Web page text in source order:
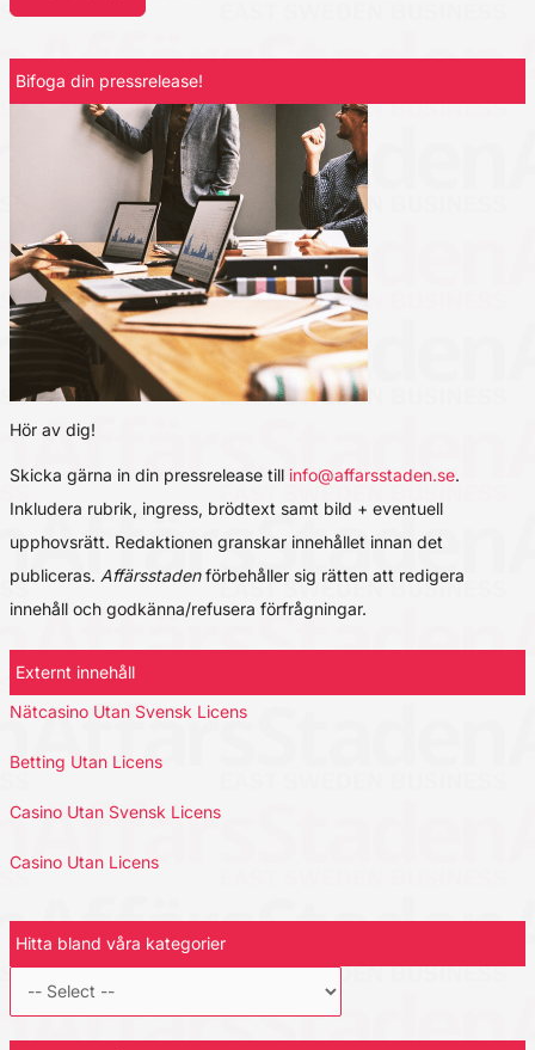
Bifoga din pressrelease!
Hör av dig!
Skicka gärna in din pressrelease till info@affarsstaden.se.
Inkludera rubrik, ingress, brödtext samt bild + eventuell
upphovsrätt. Redaktionen granskar innehållet innan det
publiceras. Affärsstadenförbehåller sig rätten att redigera
innehåll och godkänna/refusera förfrågningar.
Externt innehåll
Nätcasino Utan Svensk Licens
Betting Utan Licens
Casino Utan Svensk Licens
Casino Utan Licens
Hitta bland våra kategorier